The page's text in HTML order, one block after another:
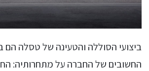
ביצועי הסוללה והטעינה של טסלה הם
החשובים של החברה על מתחרותיה: